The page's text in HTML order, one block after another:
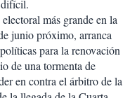
más grande en la
junio próximo, arranca
para la renovación
de una tormenta de
en contra el árbitro de la